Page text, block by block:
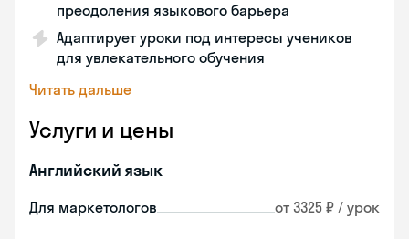
преодоления языкового барьера
Адаптирует уроки под интересы учеников
для увлекательного обучения
Читать дальше
Услуги и цены
Английский язык
Для маркетологов от 3325 ₽ / урок